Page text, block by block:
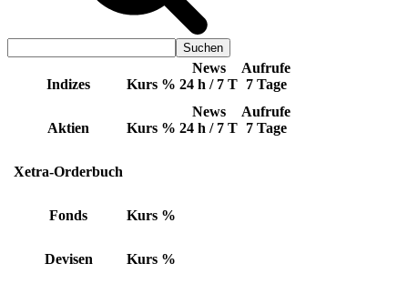
Indizes Kurs %
News
24 h / 7 T
Aufrufe
7 Tage
Aktien Kurs %
News
24 h / 7 T
Aufrufe
7 Tage
Xetra-Orderbuch
Fonds Kurs %
Devisen Kurs %